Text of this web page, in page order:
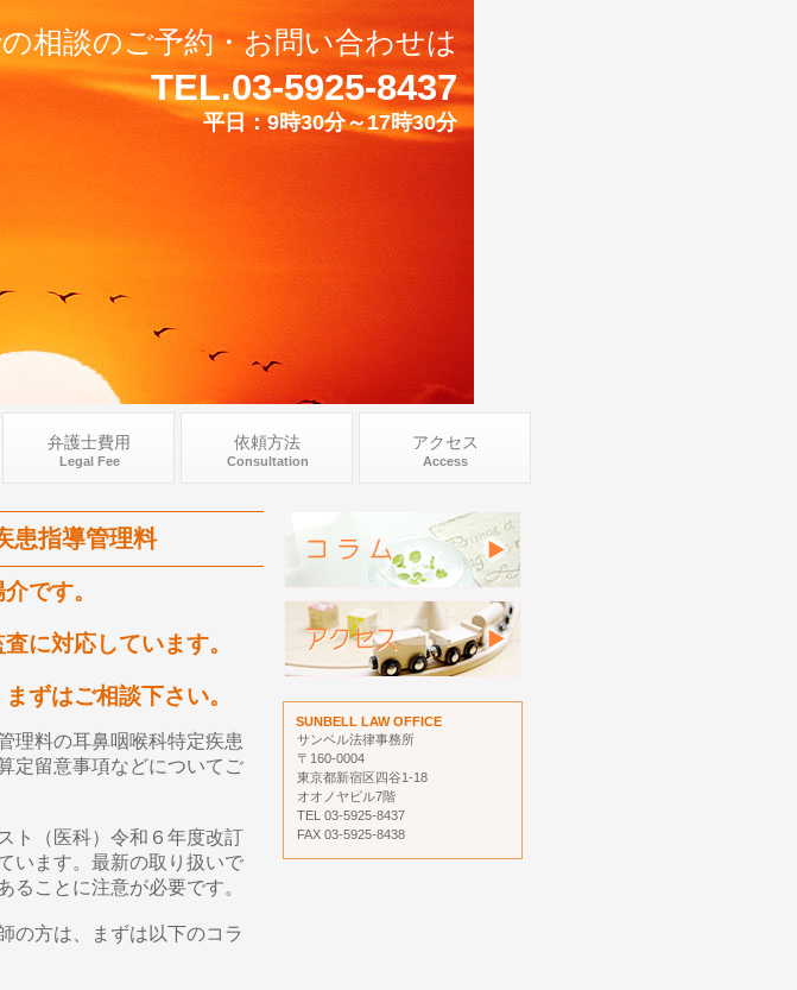
相談のご予約・お問い合わせは
TEL.03-5925-8437
平日：9時30分～17時30分
患指導管理料
です。
に対応しています。
ずはご相談下さい。
理料の耳鼻咽喉科特定疾患
定留意事項などについてご
ト（医科）令和６年度改訂
います。最新の取り扱いで
ることに注意が必要です。
の方は、まずは以下のコラ
弁護士費用
Legal Fee
依頼方法
Consultation
アクセス
Access
SUNBELL LAW OFFICE
サンベル法律事務所
〒160-0004
東京都新宿区四谷1-18
オオノヤビル7階
TEL 03-5925-8437
FAX 03-5925-8438